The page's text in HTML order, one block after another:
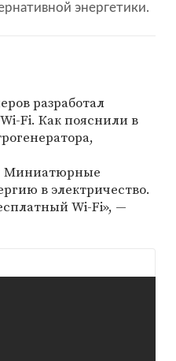
энергетики.
разработал
Fi. Как пояснили в
Миниатюрные
в электричество.
Wi-Fi», —